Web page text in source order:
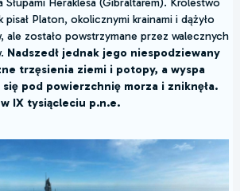
pisał Platon, okolicznymi krainami i dążyło
zostało powstrzymane przez walecznych
Nadszedł jednak jego niespodziewany
trzęsienia ziemi i potopy, a wyspa
pod powierzchnię morza i zniknęła.
IX tysiącleciu p.n.e.